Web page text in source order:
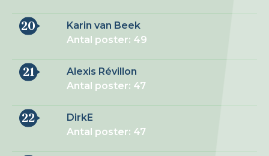
20
Karin van Beek
Antal poster: 49
21
Alexis Révillon
Antal poster: 47
22
DirkE
Antal poster: 47